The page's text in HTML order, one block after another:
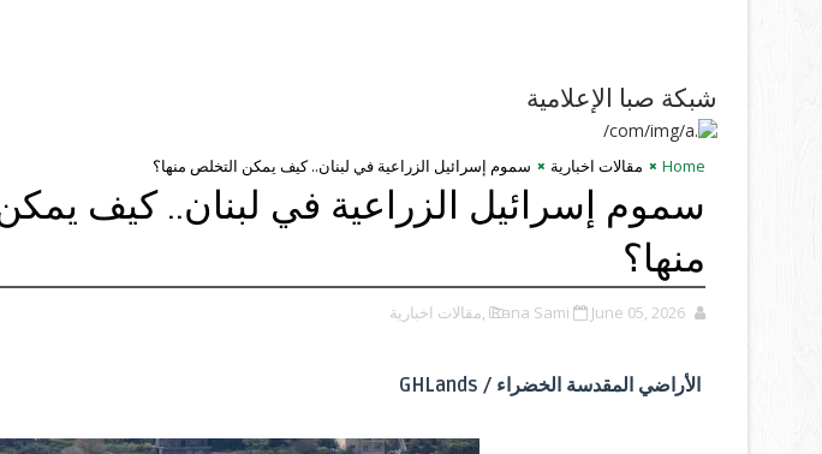
شبكة صبا الإعلامية
Home مقالات اخبارية سموم إسرائيل الزراعية في لبنان.. كيف يمكن التخلص منها؟
سموم إسرائيل الزراعية في لبنان.. كيف
منها؟
Rana Sami June 05, 2026 ,مقالات اخبارية
الأراضي المقدسة الخضراء / GHLands